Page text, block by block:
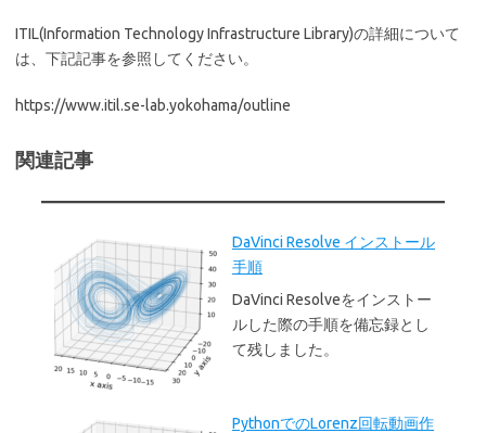
ITIL(Information Technology Infrastructure Library)の詳細について
は、下記記事を参照してください。
https://www.itil.se-lab.yokohama/outline
関連記事
DaVinci Resolve インストール
手順
DaVinci Resolveをインストー
ルした際の手順を備忘録とし
て残しました。
PythonでのLorenz回転動画作